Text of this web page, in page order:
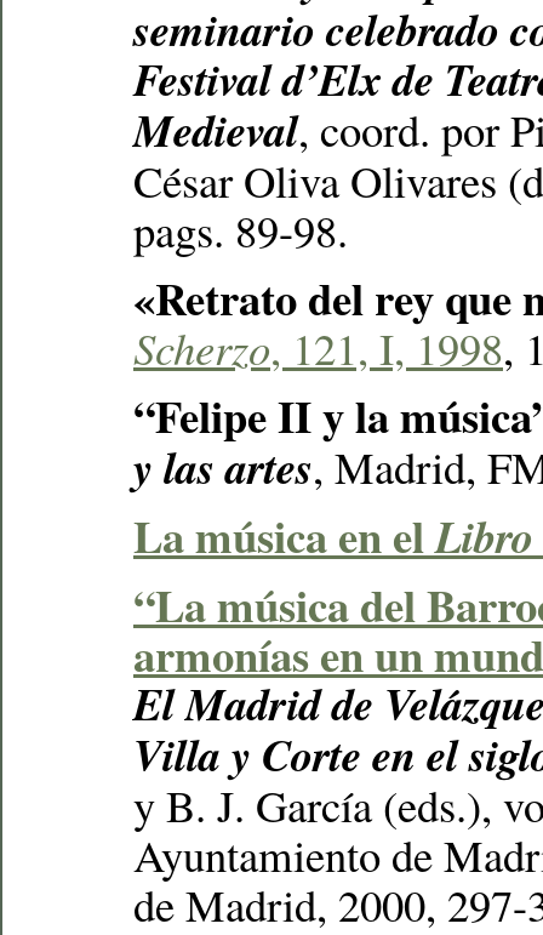
seminario celebrado
Festival d’Elx de
Medieval, coord. por
César Oliva Olivares
pags. 89-98.
«Retrato del rey que
Scherzo, 121, I, 1998,
“Felipe II y la
y las artes, Madrid,
La música en elLibro
“La música del
armonías en un
El Madrid de
Villa y Corte en el
y B. J. García (eds.),
Ayuntamiento de
de Madrid, 2000, 297-